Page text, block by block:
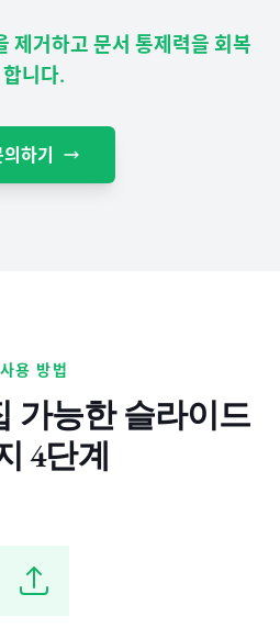
거하고 문서 통제력을 회복
합니다.
하기
사용 방법
가능한 슬라이드
4단계